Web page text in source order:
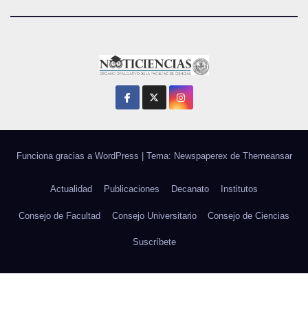
Funciona gracias a WordPress | Tema: Newspaperex de Themeansar
Actualidad Publicaciones Decanato Institutos
Consejo de Facultad Consejo Universitario Consejo de Ciencias
Suscríbete